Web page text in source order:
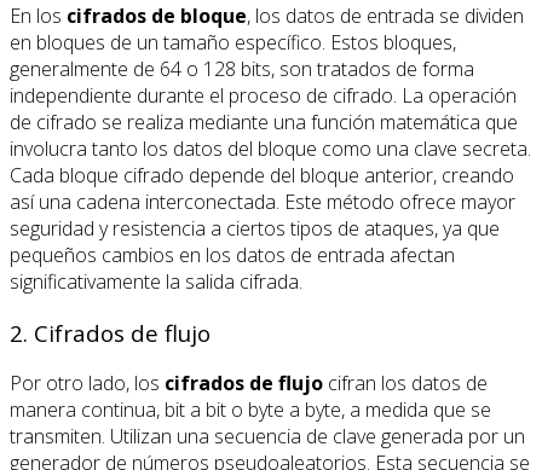
En los cifrados de bloque, los datos de entrada se dividen
en bloques de un tamaño específico. Estos bloques,
generalmente de 64 o 128 bits, son tratados de forma
independiente durante el proceso de cifrado. La operación
de cifrado se realiza mediante una función matemática que
involucra tanto los datos del bloque como una clave secreta.
Cada bloque cifrado depende del bloque anterior, creando
así una cadena interconectada. Este método ofrece mayor
seguridad y resistencia a ciertos tipos de ataques, ya que
pequeños cambios en los datos de entrada afectan
significativamente la salida cifrada.
2. Cifrados de flujo
Por otro lado, los cifrados de flujo cifran los datos de
manera continua, bit a bit o byte a byte, a medida que se
transmiten. Utilizan una secuencia de clave generada por un
generador de números pseudoaleatorios. Esta secuencia se